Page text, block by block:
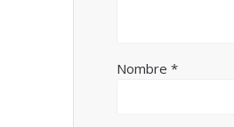
Nombre*